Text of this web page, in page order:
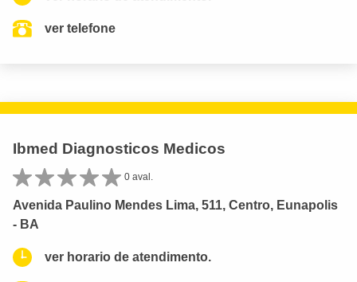
ver telefone
Ibmed Diagnosticos Medicos
0 aval.
Avenida Paulino Mendes Lima, 511, Centro, Eunapolis
- BA
ver horario de atendimento.